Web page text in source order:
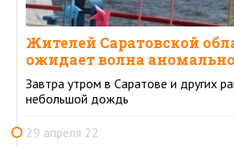
Жителей Саратовской
ожидает волна
Завтра утром в Саратове и других
небольшой дождь
29 апреля 22